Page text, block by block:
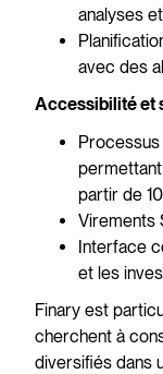
analyses
avec des
Accessibilité et
partir de
Virements
Interface
et les
Finary est
cherchent à
diversifiés dans